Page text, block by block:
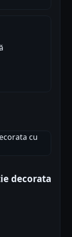
decorata